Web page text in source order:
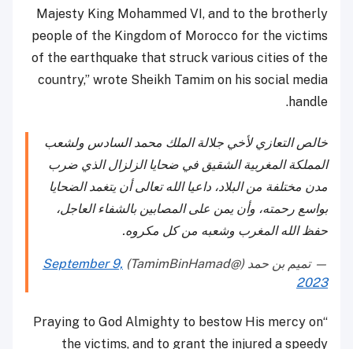
Majesty King Mohammed VI, and to the brotherly
people of the Kingdom of Morocco for the victims
of the earthquake that struck various cities of the
country,” wrote Sheikh Tamim on his social media
handle.
خالص التعازي لأخي جلالة الملك محمد السادس ولشعب
المملكة المغربية الشقيق في ضحايا الزلزال الذي ضرب
مدن مختلفة من البلاد، داعيا الله تعالى أن يتغمد الضحايا
بواسع رحمته، وأن يمن على المصابين بالشفاء العاجل،
حفظ الله المغرب وشعبه من كل مكروه.
— تميم بن حمد (@TamimBinHamad)
September 9,
2023
“Praying to God Almighty to bestow His mercy on
the victims, and to grant the injured a speedy